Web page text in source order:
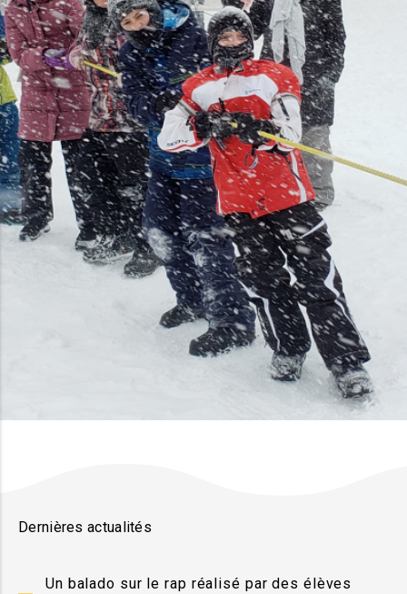
Dernières actualités
Un balado sur le rap réalisé par des élèves